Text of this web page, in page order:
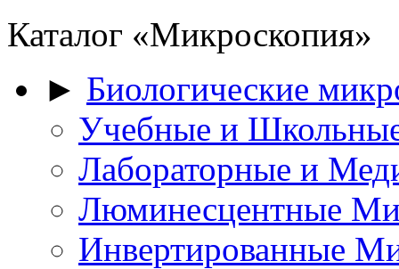
Каталог «Микроскопия»
► Биологические
Учебные и
Лабораторные и
Люминесцентные
Инвертированные